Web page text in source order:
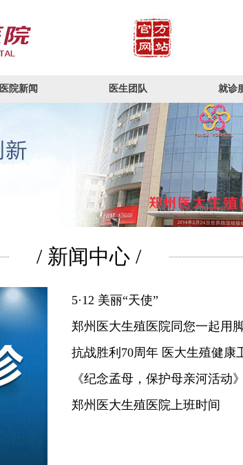
医院新闻 医生团队 就诊
/ 新闻中心 /
5·12 美丽“天使”
郑州医大生殖医院同您一起用
抗战胜利70周年 医大生殖健康
《纪念孟母，保护母亲河活动
郑州医大生殖医院上班时间